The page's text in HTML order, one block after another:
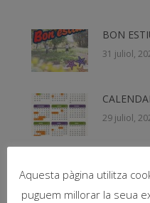
BON
31 juliol,
29 juliol,
7 juliol,
Aquesta pàgina utilitza
puguem millorar la seua